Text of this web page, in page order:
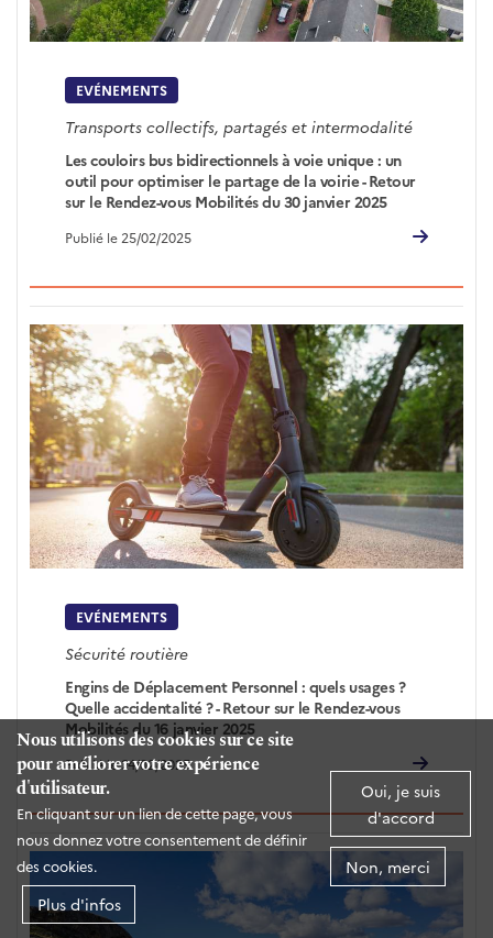
Nous utilisons des cookies sur ce site
pour améliorer votre expérience
d'utilisateur.
En cliquant sur un lien de cette page, vous
nous donnez votre consentement de définir
des cookies.
Plus d'infos
Oui, je suis
d'accord
Non, merci
EVÉNEMENTS
Transports collectifs, partagés et intermodalité
Les couloirs bus bidirectionnels à voie unique : un
outil pour optimiser le partage de la voirie - Retour
sur le Rendez-vous Mobilités du 30 janvier 2025
Publié le 25/02/2025
EVÉNEMENTS
Sécurité routière
Engins de Déplacement Personnel : quels usages ?
Quelle accidentalité ? - Retour sur le Rendez-vous
Mobilités du 16 janvier 2025
Publié le 24/02/2025